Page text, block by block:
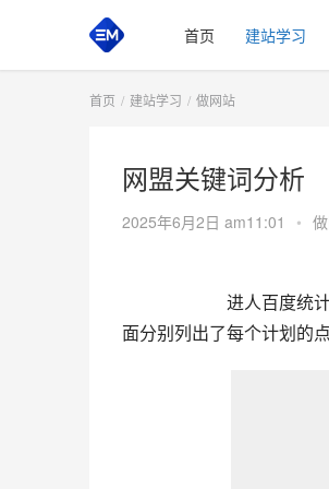
首页 建站学习
首页 建站学习 做网站
网盟关键词分析
2025年6月2日 am11:01 •
进人百度统计,
面分别列出了每个计划的